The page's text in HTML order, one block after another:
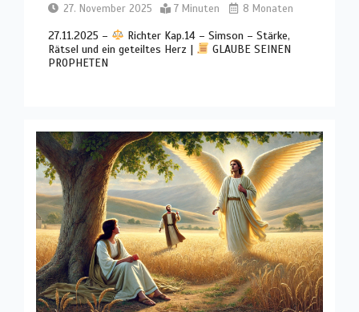
27. November 2025 7 Minuten 8 Monaten
27.11.2025 –
Richter Kap.14 – Simson – Stärke,
Rätsel und ein geteiltes Herz |
GLAUBE SEINEN
PROPHETEN